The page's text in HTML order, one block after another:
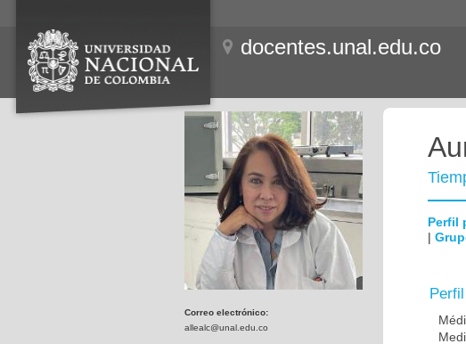
docentes.unal.edu.co
Correo electrónico:
allealc@unal.edu.co
Perfil
|